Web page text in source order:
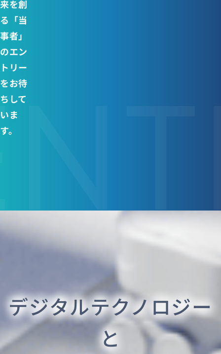
来を創
る「当
事者」
のエン
トリー
をお待
ちして
いま
す。
デジタルテクノロジー
と